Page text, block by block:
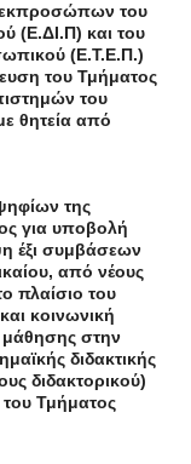
εκπροσώπων του
(Ε.ΔΙ.Π) και του
(Ε.Τ.Ε.Π.)
του Τμήματος
του
θητεία από
της
για υποβολή
έξι συμβάσεων
από νέους
πλαίσιο του
κοινωνική
μάθησης στην
διδακτικής
διδακτορικού)
του Τμήματος